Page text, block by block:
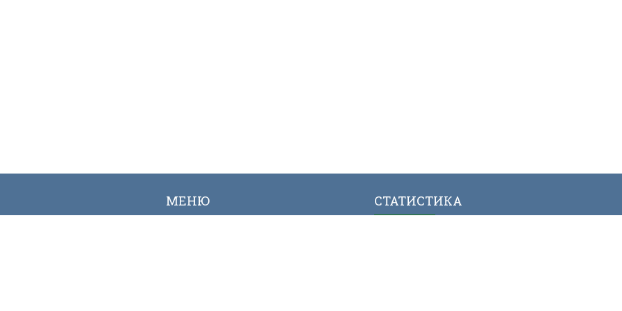
МЕНЮ СТАТИСТИКА